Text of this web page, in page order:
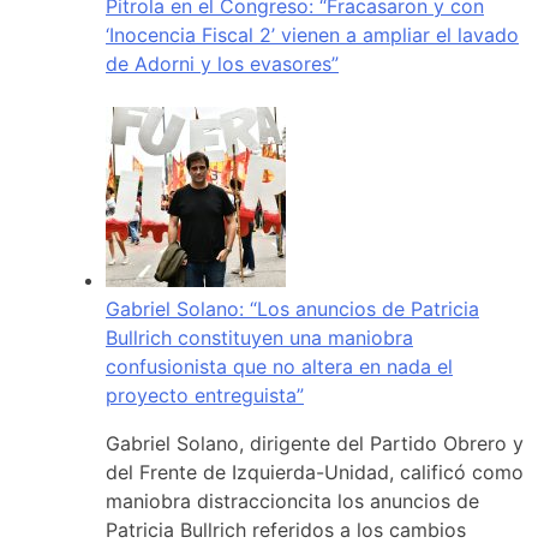
Pitrola en el Congreso: “Fracasaron y con
‘Inocencia Fiscal 2’ vienen a ampliar el lavado
de Adorni y los evasores”
Gabriel Solano: “Los anuncios de Patricia
Bullrich constituyen una maniobra
confusionista que no altera en nada el
proyecto entreguista”
Gabriel Solano, dirigente del Partido Obrero y
del Frente de Izquierda-Unidad, calificó como
maniobra distraccioncita los anuncios de
Patricia Bullrich referidos a los cambios